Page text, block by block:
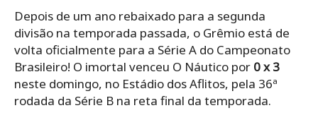
Depois de um ano rebaixado para a segunda
divisão na temporada passada, o Grêmio está de
volta oficialmente para a Série A do Campeonato
Brasileiro! O imortal venceu O Náutico por 0 x 3
neste domingo, no Estádio dos Aflitos, pela 36ª
rodada da Série B na reta final da temporada.